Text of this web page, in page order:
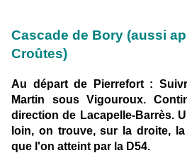
Cascade de Bory (aussi
Croûtes)
Au départ de Pierrefort :
Martin sous Vigouroux.
direction de Lacapelle-Barrès.
loin, on trouve, sur la droite,
que l'on atteint par la D54.